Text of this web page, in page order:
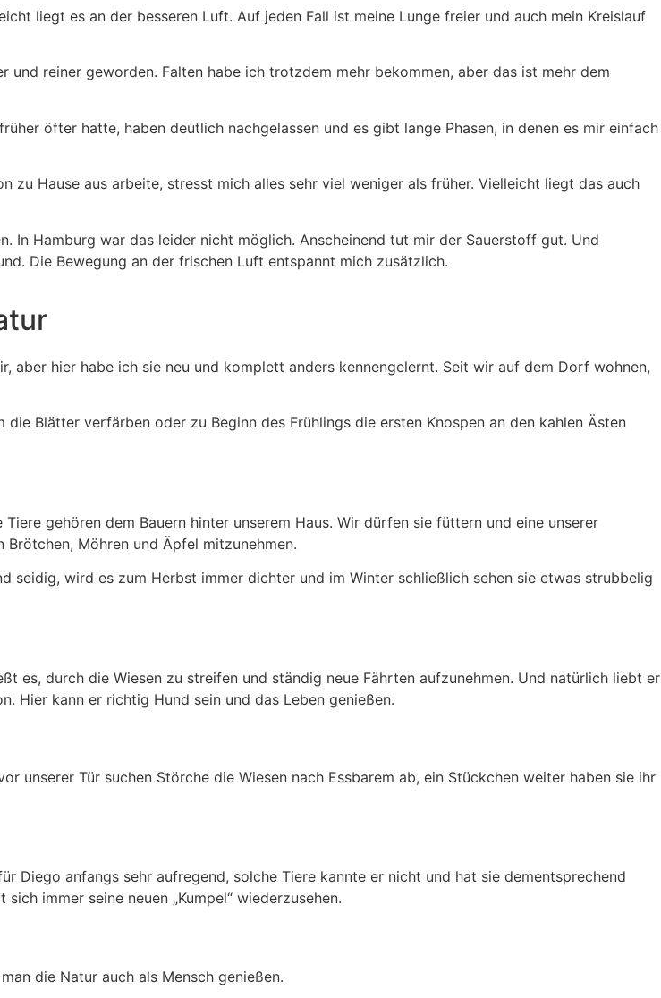
liegt es an der besseren Luft. Auf jeden Fall ist meine Lunge freier und auch mein Kreislauf
reiner geworden. Falten habe ich trotzdem mehr bekommen, aber das ist mehr dem
öfter hatte, haben deutlich nachgelassen und es gibt lange Phasen, in denen es mir einfach
zu Hause aus arbeite, stresst mich alles sehr viel weniger als früher. Vielleicht liegt das auch
In Hamburg war das leider nicht möglich. Anscheinend tut mir der Sauerstoff gut. Und
Die Bewegung an der frischen Luft entspannt mich zusätzlich.
aber hier habe ich sie neu und komplett anders kennengelernt. Seit wir auf dem Dorf wohnen,
Blätter verfärben oder zu Beginn des Frühlings die ersten Knospen an den kahlen Ästen
gehören dem Bauern hinter unserem Haus. Wir dürfen sie füttern und eine unserer
Möhren und Äpfel mitzunehmen.
seidig, wird es zum Herbst immer dichter und im Winter schließlich sehen sie etwas strubbelig
es, durch die Wiesen zu streifen und ständig neue Fährten aufzunehmen. Und natürlich liebt er
Hier kann er richtig Hund sein und das Leben genießen.
unserer Tür suchen Störche die Wiesen nach Essbarem ab, ein Stückchen weiter haben sie ihr
Diego anfangs sehr aufregend, solche Tiere kannte er nicht und hat sie dementsprechend
immer seine neuen „Kumpel“ wiederzusehen.
die Natur auch als Mensch genießen.